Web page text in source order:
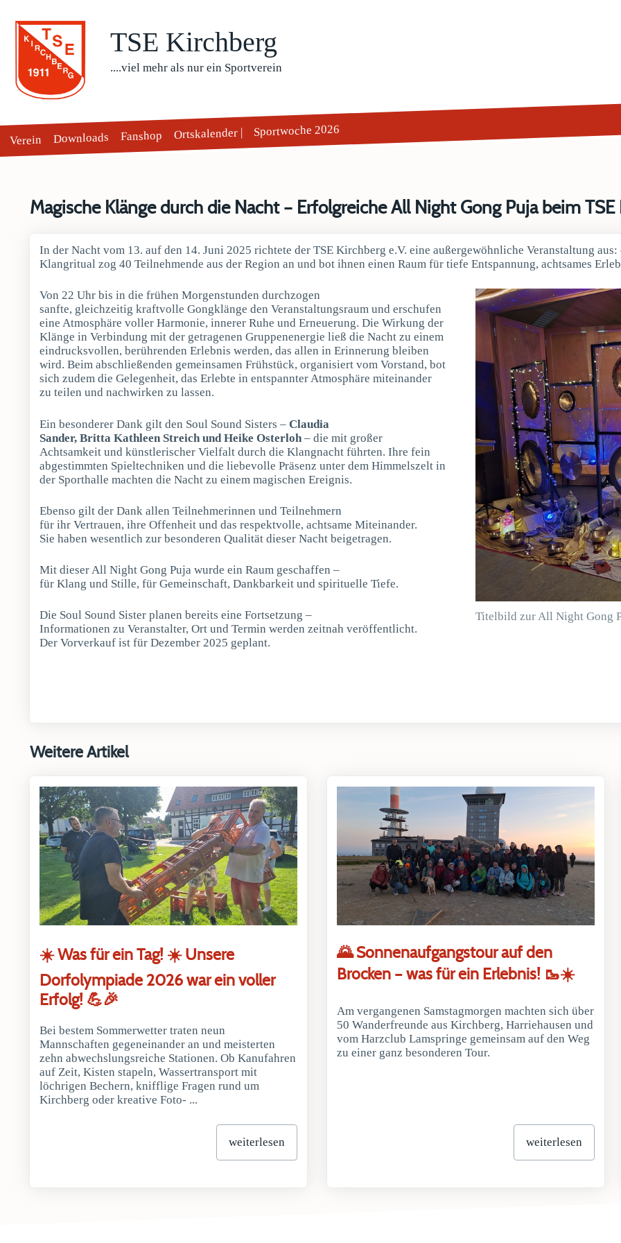
TSE Kirchberg
....viel mehr als nur ein Sportverein
Verein Downloads Fanshop Ortskalender | Sportwoche 2026
Magische Klänge durch die Nacht – Erfolgreiche All Night Gong Puja beim TSE
In der Nacht vom 13. auf den 14. Juni 2025 richtete der TSE Kirchberg e.V. eine außergewöhnliche Veranstaltung
Klangritual zog 40 Teilnehmende aus der Region an und bot ihnen einen Raum für tiefe Entspannung, achtsames
Titelbild zur All Night Gong
Von 22 Uhr bis in die frühen Morgenstunden durchzogen
sanfte, gleichzeitig kraftvolle Gongklänge den Veranstaltungsraum und erschufen
eine Atmosphäre voller Harmonie, innerer Ruhe und Erneuerung. Die Wirkung der
Klänge in Verbindung mit der getragenen Gruppenenergie ließ die Nacht zu einem
eindrucksvollen, berührenden Erlebnis werden, das allen in Erinnerung bleiben
wird. Beim abschließenden gemeinsamen Frühstück, organisiert vom Vorstand, bot
sich zudem die Gelegenheit, das Erlebte in entspannter Atmosphäre miteinander
zu teilen und nachwirken zu lassen.
Ein besonderer Dank gilt den Soul Sound Sisters –Claudia
Sander, Britta Kathleen Streich und Heike Osterloh – die mit großer
Achtsamkeit und künstlerischer Vielfalt durch die Klangnacht führten. Ihre fein
abgestimmten Spieltechniken und die liebevolle Präsenz unter dem Himmelszelt in
der Sporthalle machten die Nacht zu einem magischen Ereignis.
Ebenso gilt der Dank allen Teilnehmerinnen und Teilnehmern
für ihr Vertrauen, ihre Offenheit und das respektvolle, achtsame Miteinander.
Sie haben wesentlich zur besonderen Qualität dieser Nacht beigetragen.
Mit dieser All Night Gong Puja wurde ein Raum geschaffen –
für Klang und Stille, für Gemeinschaft, Dankbarkeit und spirituelle Tiefe.
Die Soul Sound Sister planen bereits eine Fortsetzung –
Informationen zu Veranstalter, Ort und Termin werden zeitnah veröffentlicht.
Der Vorverkauf ist für Dezember 2025 geplant.
Weitere Artikel
☀️ Was für ein Tag! ☀️ Unsere
Dorfolympiade 2026 war ein voller
Erfolg! 💪🎉
Bei bestem Sommerwetter traten neun
Mannschaften gegeneinander an und meisterten
zehn abwechslungsreiche Stationen. Ob Kanufahren
auf Zeit, Kisten stapeln, Wassertransport mit
löchrigen Bechern, knifflige Fragen rund um
Kirchberg oder kreative Foto- ...
weiterlesen
🌄 Sonnenaufgangstour auf den
Brocken – was für ein Erlebnis! 🥾☀️
Am vergangenen Samstagmorgen machten sich über
50 Wanderfreunde aus Kirchberg, Harriehausen und
vom Harzclub Lamspringe gemeinsam auf den Weg
zu einer ganz besonderen Tour.
weiterlesen